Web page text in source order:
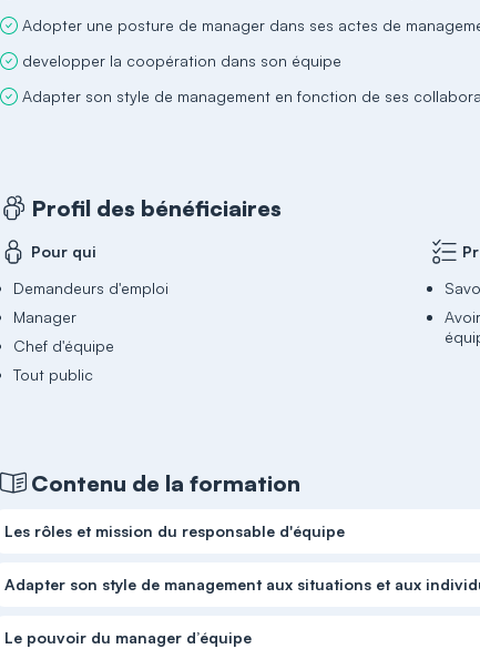
Adopter une posture de manager dans ses actes de
developper la coopération dans son équipe
Adapter son style de management en fonction de ses
Profil des bénéficiaires
Pour qui
Demandeurs d'emploi
Manager
Chef d'équipe
Tout public
Contenu de la formation
Les rôles et mission du responsable d'équipe
Adapter son style de management aux situations et aux
Le pouvoir du manager d’équipe